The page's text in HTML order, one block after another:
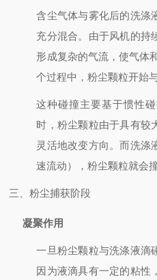
含尘气体与雾化后的洗涤
充分混合。由于风机的持
形成复杂的气流，使气体
个过程中，粉尘颗粒开始
这种碰撞主要基于惯性
时，粉尘颗粒由于具有较
灵活地改变方向。而洗涤
速流动），粉尘颗粒就会
三、粉尘捕获阶段
凝聚作用
一旦粉尘颗粒与洗涤液滴
因为液滴具有一定的粘性